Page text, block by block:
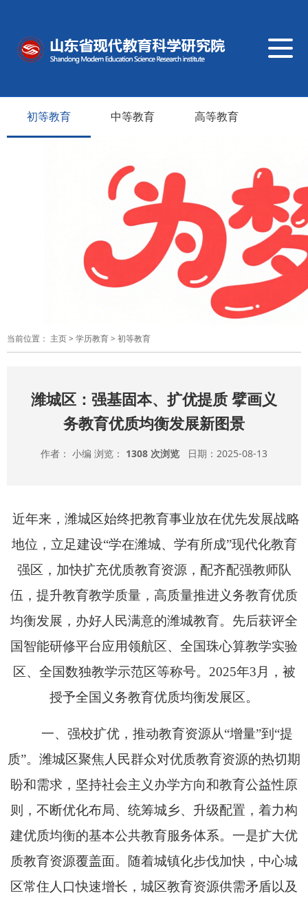
导
航
换
初等教育
中等教育 高等教育
当前位置： 主页> 学历教育> 初等教育
潍城区：强基固本、扩优提质 擘画义
务教育优质均衡发展新图景
作者： 小编 浏览： 1308 次浏览 日期：2025-08-13
近年来，潍城区始终把教育事业放在优先发展战略
地位，立足建设“学在潍城、学有所成”现代化教育
强区，加快扩充优质教育资源，配齐配强教师队
伍，提升教育教学质量，高质量推进义务教育优质
均衡发展，办好人民满意的潍城教育。先后获评全
国智能研修平台应用领航区、全国珠心算教学实验
区、全国数独教学示范区等称号。2025年3月，被
授予全国义务教育优质均衡发展区。
一、强校扩优，推动教育资源从“增量”到“提
质”。 潍城区聚焦人民群众对优质教育资源的热切期
盼和需求，坚持社会主义办学方向和教育公益性原
则，不断优化布局、统筹城乡、升级配置，着力构
建优质均衡的基本公共教育服务体系。一是扩大优
质教育资源覆盖面。随着城镇化步伐加快，中心城
区常住人口快速增长，城区教育资源供需矛盾以及